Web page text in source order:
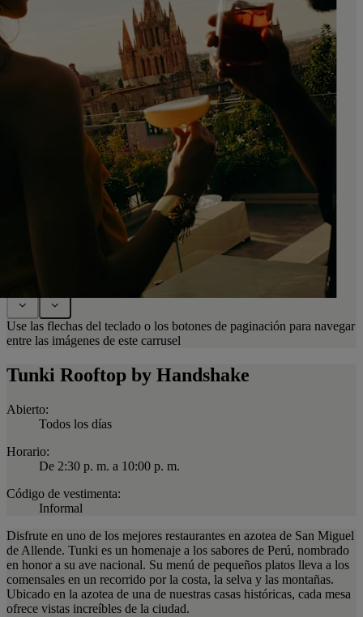
Use las flechas del teclado o los botones de paginación para navegar
entre las imágenes de este carrusel
Tunki Rooftop by Handshake
Abierto:
Todos los días
Horario:
De 2:30 p. m. a 10:00 p. m.
Código de vestimenta:
Informal
Disfrute en uno de los mejores restaurantes en azotea de San Miguel
de Allende. Tunki es un homenaje a los sabores de Perú, nombrado
en honor a su ave nacional. Su menú de pequeños platos lleva a los
comensales en un recorrido por la costa, la selva y las montañas.
Ubicado en la azotea de una de nuestras casas históricas, cada mesa
ofrece vistas increíbles de la ciudad.